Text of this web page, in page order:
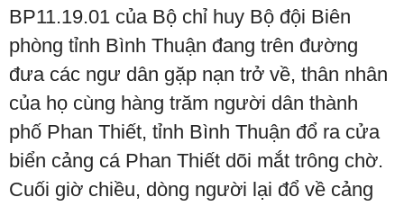
BP11.19.01 của Bộ chỉ huy Bộ đội Biên
phòng tỉnh Bình Thuận đang trên đường
đưa các ngư dân gặp nạn trở về, thân nhân
của họ cùng hàng trăm người dân thành
phố Phan Thiết, tỉnh Bình Thuận đổ ra cửa
biển cảng cá Phan Thiết dõi mắt trông chờ.
Cuối giờ chiều, dòng người lại đổ về cảng